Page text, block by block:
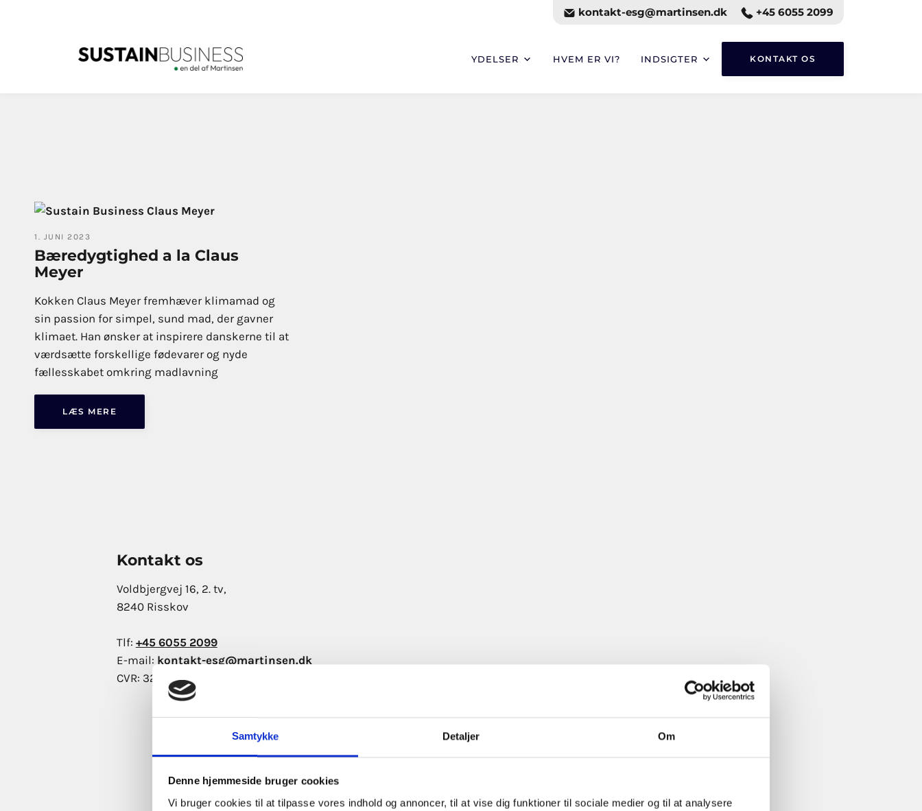
Samtykke Detaljer Om
Denne hjemmeside bruger cookies
Vi bruger cookies til at tilpasse vores indhold og annoncer, til at vise dig funktioner til sociale medier og til at analysere
kontakt-esg@martinsen.dk +45 6055 2099
YDELSER HVEM ER VI? INDSIGTER KONTAKT OS
1. JUNI 2023
Bæredygtighed a la Claus
Meyer
Kokken Claus Meyer fremhæver klimamad og
sin passion for simpel, sund mad, der gavner
klimaet. Han ønsker at inspirere danskerne til at
værdsætte forskellige fødevarer og nyde
fællesskabet omkring madlavning
LÆS MERE
Kontakt os
Voldbjergvej 16, 2. tv,
8240 Risskov
Tlf: +45 6055 2099
E-mail: kontakt-esg@martinsen.dk
CVR: 32 28 52 01
Bliv kontaktet af os
Efternavn
Virksomhed*